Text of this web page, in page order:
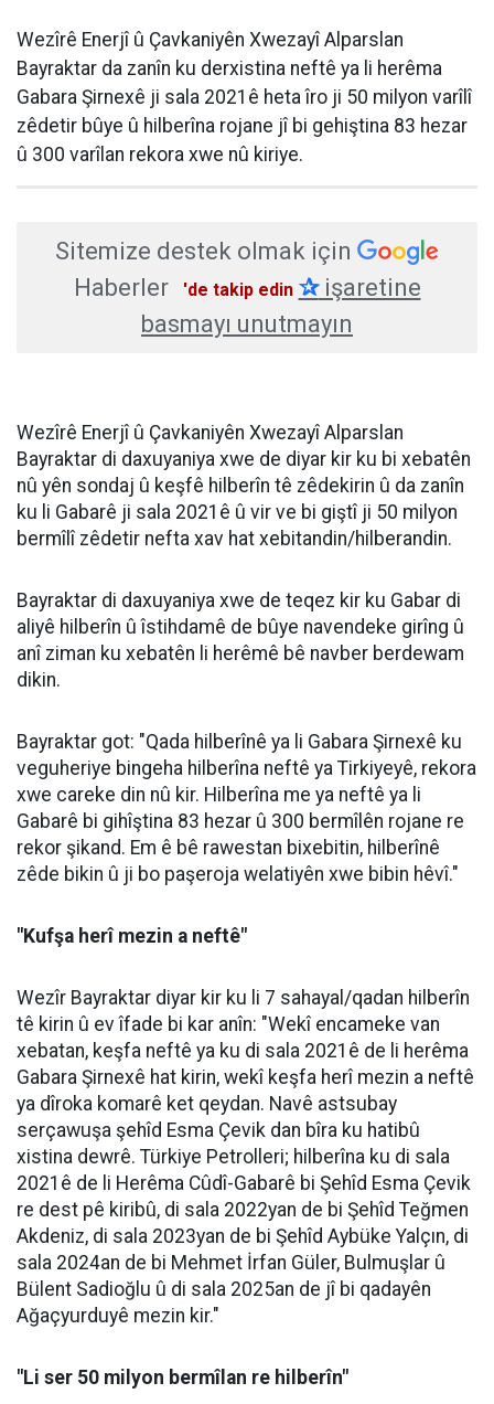
Wezîrê Enerjî û Çavkaniyên Xwezayî Alparslan
Bayraktar da zanîn ku derxistina neftê ya li herêma
Gabara Şirnexê ji sala 2021ê heta îro ji 50 milyon varîlî
zêdetir bûye û hilberîna rojane jî bi gehiştina 83 hezar
û 300 varîlan rekora xwe nû kiriye.
Sitemize destek olmak için
Haberler
'de takip edin ✰işaretine
basmayı unutmayın
Wezîrê Enerjî û Çavkaniyên Xwezayî Alparslan
Bayraktar di daxuyaniya xwe de diyar kir ku bi xebatên
nû yên sondaj û keşfê hilberîn tê zêdekirin û da zanîn
ku li Gabarê ji sala 2021ê û vir ve bi giştî ji 50 milyon
bermîlî zêdetir nefta xav hat xebitandin/hilberandin.
Bayraktar di daxuyaniya xwe de teqez kir ku Gabar di
aliyê hilberîn û îstihdamê de bûye navendeke girîng û
anî ziman ku xebatên li herêmê bê navber berdewam
dikin.
Bayraktar got: "Qada hilberînê ya li Gabara Şirnexê ku
veguheriye bingeha hilberîna neftê ya Tirkiyeyê, rekora
xwe careke din nû kir. Hilberîna me ya neftê ya li
Gabarê bi gihîştina 83 hezar û 300 bermîlên rojane re
rekor şikand. Em ê bê rawestan bixebitin, hilberînê
zêde bikin û ji bo paşeroja welatiyên xwe bibin hêvî."
"Kufşa herî mezin a neftê"
Wezîr Bayraktar diyar kir ku li 7 sahayal/qadan hilberîn
tê kirin û ev îfade bi kar anîn: "Wekî encameke van
xebatan, keşfa neftê ya ku di sala 2021ê de li herêma
Gabara Şirnexê hat kirin, wekî keşfa herî mezin a neftê
ya dîroka komarê ket qeydan. Navê astsubay
serçawuşa şehîd Esma Çevik dan bîra ku hatibû
xistina dewrê. Türkiye Petrolleri; hilberîna ku di sala
2021ê de li Herêma Cûdî-Gabarê bi Şehîd Esma Çevik
re dest pê kiribû, di sala 2022yan de bi Şehîd Teğmen
Akdeniz, di sala 2023yan de bi Şehîd Aybüke Yalçın, di
sala 2024an de bi Mehmet İrfan Güler, Bulmuşlar û
Bülent Sadioğlu û di sala 2025an de jî bi qadayên
Ağaçyurduyê mezin kir."
"Li ser 50 milyon bermîlan re hilberîn"